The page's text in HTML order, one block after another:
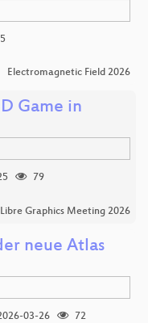
Electromagnetic Field 2026
Game in
79
Libre Graphics Meeting 2026
neue Atlas
03-26
72